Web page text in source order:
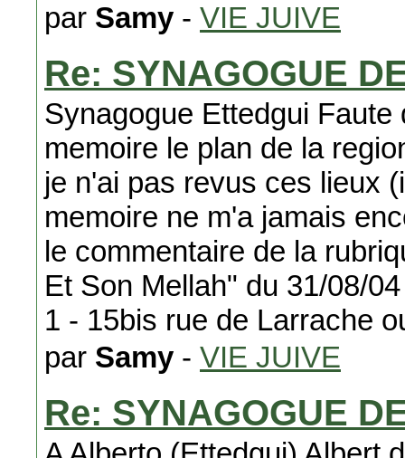
par Samy - VIE JUIVE
Re: SYNAGOGUE
Synagogue Ettedgui
memoire le plan de la
je n'ai pas revus ces lieux
memoire ne m'a jamais
le commentaire de la
Et Son Mellah" du 31/08/
1 - 15bis rue de Larrache
par Samy - VIE JUIVE
Re: SYNAGOGUE